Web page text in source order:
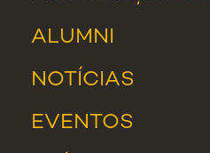
ALUMNI
NOTÍCIAS
EVENTOS